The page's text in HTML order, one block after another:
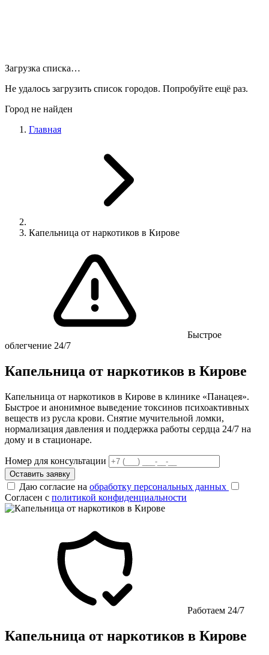
Загрузка списка…
Не удалось загрузить список городов. Попробуйте ещё раз.
Город не найден
Главная
Капельница от наркотиков в Кирове
Быстрое
облегчение 24/7
Капельница от наркотиков в Кирове
Капельница от наркотиков в Кирове в клинике «Панацея».
Быстрое и анонимное выведение токсинов психоактивных
веществ из русла крови. Снятие мучительной ломки,
нормализация давления и поддержка работы сердца 24/7 на
дому и в стационаре.
Номер для консультации
Оставить заявку
Даю согласие на обработку персональных данных
Согласен с политикой конфиденциальности
Работаем 24/7
Капельница от наркотиков в Кирове